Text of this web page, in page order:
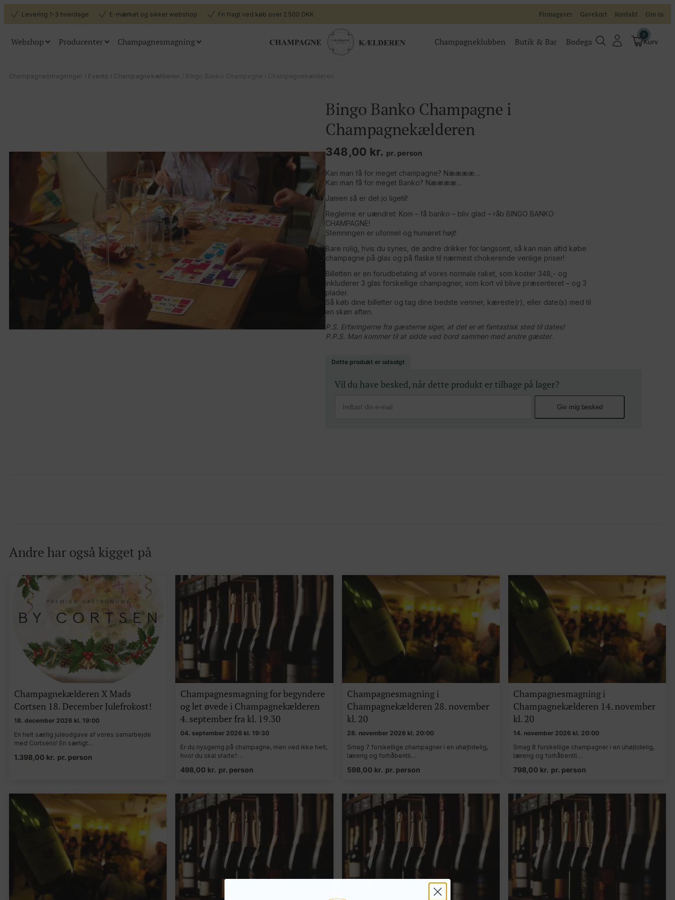
Levering 1-3 hverdage E-mærket og sikker webshop Fri fragt ved køb over 2.500 DKK Firmagaver Gavekort Kontakt Om os
Webshop
Champagner
Tilbehør (glas m.m.)
Smagninger
Champagnesmagning for 2
Bingo Banko Champagne for 2
Valgfrit beløb til bar/butik
Producenter
Økologisk
Champagnesmagning
Køb billet
Køb billet til vores events
Champagneklubben Butik & Bar Bodega
0
Kurv
Champagnesmagninger Events i Champagnekælderen / Bingo Banko Champagne i Champagnekælderen
Bingo Banko Champagne i
Champagnekælderen
348,00 kr. pr. person
Kan man få for meget champagne? Nææææ…
Kan man få for meget Banko? Nææææ…
Jamen så er det jo ligetil!
Reglerne er uændret: Kom – få banko – bliv glad – råb BINGO BANKO
CHAMPAGNE!
Stemningen er uformel og humøret højt!
Bare rolig, hvis du synes, de andre drikker for langsomt, så kan man altid købe
champagne på glas og på flaske til nærmest chokerende venlige priser!
Billetten er en forudbetaling af vores normale raket, som koster 348,- og
inkluderer 3 glas forskellige champagner, som kort vil blive præsenteret – og 3
plader.
Så køb dine billetter og tag dine bedste venner, kæreste(r), eller date(s) med til
en skøn aften.
P.S. Erfaringerne fra gæsterne siger, at det er et fantastisk sted til dates!
P.P.S. Man kommer til at sidde ved bord sammen med andre gæster.
Dette produkt er udsolgt
Vil du have besked, når dette produkt er tilbage på lager?
Giv mig besked
Andre har også kigget på
Champagnekælderen X Mads
Cortsen 18. December Julefrokost!
18. december 2026 kl. 19:00
En helt særlig juleudgave af vores samarbejde
med Cortsens! En særligt…
1.398,00 kr. pr. person
Champagnesmagning for begyndere
og let øvede i Champagnekælderen
4. september fra kl. 19.30
04. september 2026 kl. 19:30
Er du nysgerrig på champagne, men ved ikke helt,
hvor du skal starte?…
498,00 kr. pr. person
Champagnesmagning i
Champagnekælderen 28. november
kl. 20
28. november 2026 kl. 20:00
Smag 7 forskellige champagner i en uhøjtidelig,
lærerig og forhåbentli…
598,00 kr. pr. person
Champagnesmagning i
Champagnekælderen 14. november
kl. 20
14. november 2026 kl. 20:00
Smag 8 forskellige champagner i en uhøjtidelig,
lærerig og forhåbentli…
798,00 kr. pr. person